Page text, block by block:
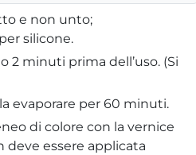
e non unto;
silicone.
2 minuti prima dell’uso. (Si
evaporare per 60 minuti.
di colore con la vernice
deve essere applicata